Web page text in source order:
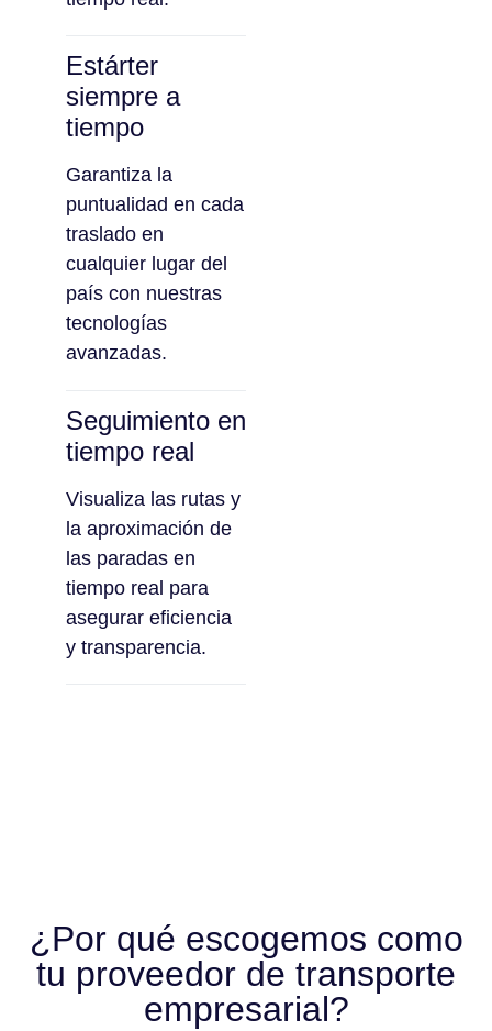
Estárter
siempre a
tiempo
Garantiza la
puntualidad en cada
traslado en
cualquier lugar del
país con nuestras
tecnologías
avanzadas.
Seguimiento en
tiempo real
Visualiza las rutas y
la aproximación de
las paradas en
tiempo real para
asegurar eficiencia
y transparencia.
¿Por qué escogemos como
tu proveedor de transporte
empresarial?